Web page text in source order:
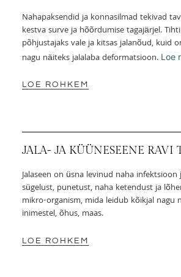
Nahapaksendid ja konnasilmad tekivad
kestva surve ja hõõrdumise tagajärjel.
põhjustajaks vale ja kitsas jalanõud, kuid
nagu näiteks jalalaba deformatsioon. Loe
LOE ROHKEM
JALA- JA KÜÜNESEENE RAVI
Jalaseen on üsna levinud naha
sügelust, punetust, naha ketendust ja
mikro-organism, mida leidub kõikjal nagu
inimestel, õhus, maas.
LOE ROHKEM